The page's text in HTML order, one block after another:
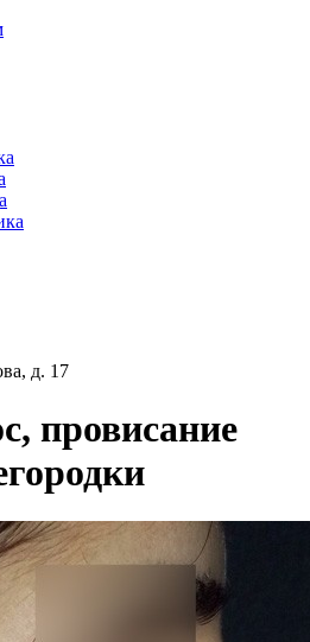
д. 17
провисание